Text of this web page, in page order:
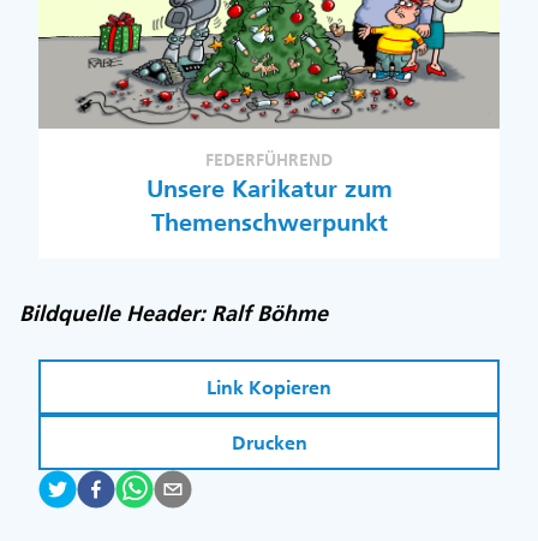
FEDERFÜHREND
Unsere Karikatur zum
Themenschwerpunkt
Bildquelle Header: Ralf Böhme
Link Kopieren
Drucken